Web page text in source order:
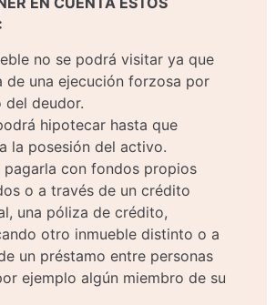
no se podrá visitar ya que
de una ejecución forzosa por
del deudor.
hipotecar hasta que
la posesión del activo.
pagarla con fondos propios
o a través de un crédito
una póliza de crédito,
otro inmueble distinto o a
un préstamo entre personas
ejemplo algún miembro de su